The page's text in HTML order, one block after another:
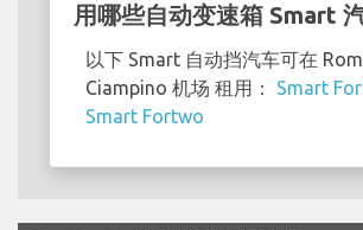
用哪些自动变速箱 Smart
以下 Smart 自动挡汽车可在
Ciampino 机场 租用： Smart
Smart Fortwo